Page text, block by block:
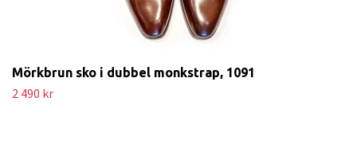
Mörkbrun sko i dubbel monkstrap, 1091
2 490 kr